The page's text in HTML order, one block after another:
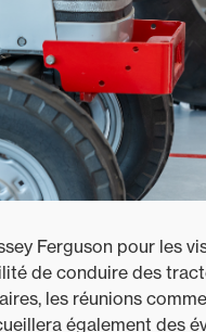
Ferguson pour les
de conduire des
les réunions
également des